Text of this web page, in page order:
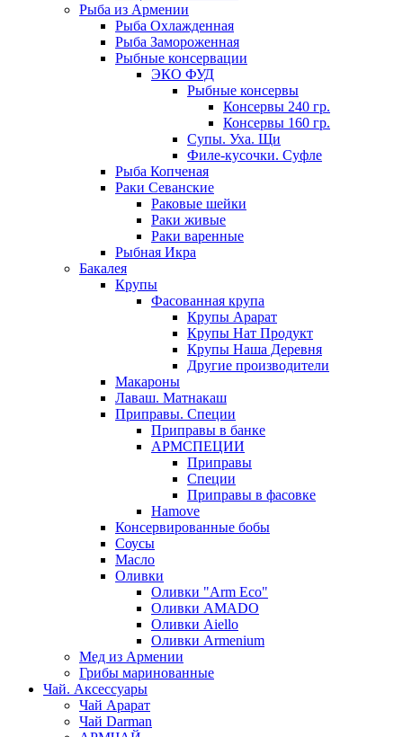
Рыба из Армении
Рыба Охлажденная
Рыба Замороженная
Рыбные консервации
ЭКО ФУД
Рыбные консервы
Консервы 240 гр.
Консервы 160 гр.
Супы. Уха. Щи
Филе-кусочки. Суфле
Рыба Копченая
Раки Севанские
Раковые шейки
Раки живые
Раки варенные
Рыбная Икра
Бакалея
Крупы
Фасованная крупа
Крупы Арарат
Крупы Нат Продукт
Крупы Наша Деревня
Другие производители
Макароны
Лаваш. Матнакаш
Приправы. Специи
Приправы в банке
АРМСПЕЦИИ
Приправы
Специи
Приправы в фасовке
Hamove
Консервированные бобы
Соусы
Масло
Оливки
Оливки "Arm Eco"
Оливки AMADO
Оливки Aiello
Оливки Armenium
Мед из Армении
Грибы маринованные
Чай. Аксессуары
Чай Арарат
Чай Darman